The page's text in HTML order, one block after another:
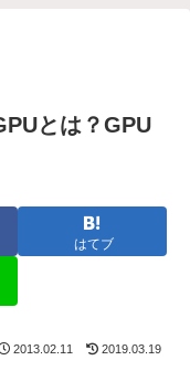
とは？GPU
はてブ
2013.02.11 2019.03.19